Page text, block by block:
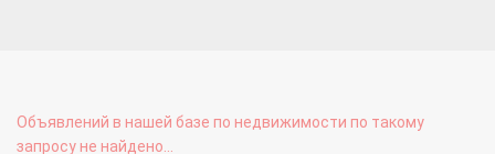
Объявлений в нашей базе по недвижимости по такому
запросу не найдено...